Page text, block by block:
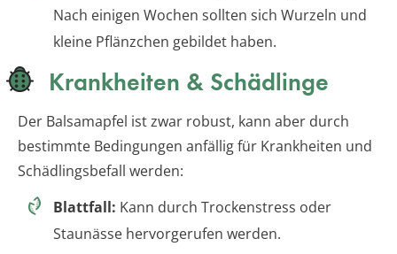
Nach einigen Wochen sollten sich Wurzeln und
kleine Pflänzchen gebildet haben.
Krankheiten & Schädlinge
Der Balsamapfel ist zwar robust, kann aber durch
bestimmte Bedingungen anfällig für Krankheiten und
Schädlingsbefall werden:
Blattfall: Kann durch Trockenstress oder
Staunässe hervorgerufen werden.